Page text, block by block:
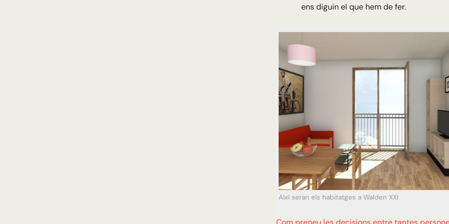
ens diguin el que hem de fer.
Així seran els habitatges a Walden XXI